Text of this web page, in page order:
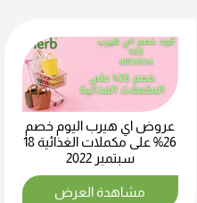
عروض اي هيرب اليوم خصم
26% على مكملات الغذائية 18
سبتمبر 2022
مشاهدة العرض